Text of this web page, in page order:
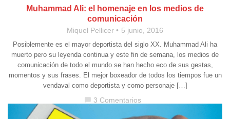
Muhammad Ali: el homenaje en los medios de
comunicación
Miquel Pellicer 5 junio, 2016
Posiblemente es el mayor deportista del siglo XX. Muhammad Ali ha
muerto pero su leyenda continua y este fin de semana, los medios de
comunicación de todo el mundo se han hecho eco de sus gestas,
momentos y sus frases. El mejor boxeador de todos los tiempos fue un
vendaval como deportista y como personaje […]
3 Comentarios